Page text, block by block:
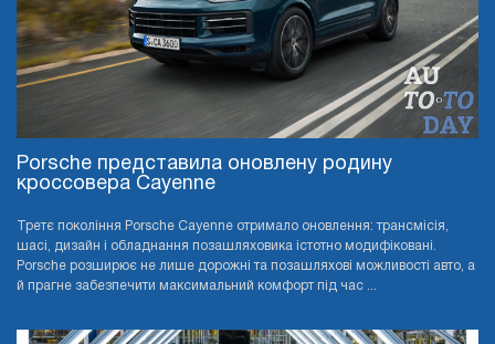
Porsche представила оновлену родину
кроссовера Cayenne
Третє покоління Porsche Cayenne отримало оновлення: трансмісія,
шасі, дизайн і обладнання позашляховика істотно модифіковані.
Porsche розширює не лише дорожні та позашляхові можливості авто, а
й прагне забезпечити максимальний комфорт під час ...